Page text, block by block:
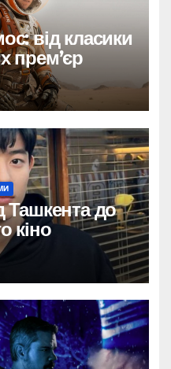
від класики
прем’єр
Ташкента до
кіно